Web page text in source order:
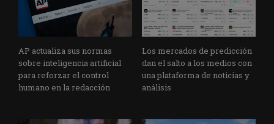
AP actualiza sus normas
sobre inteligencia artificial
para reforzar el control
humano en la redacción
Los mercados de predicción
dan el salto a los medios con
una plataforma de noticias y
análisis